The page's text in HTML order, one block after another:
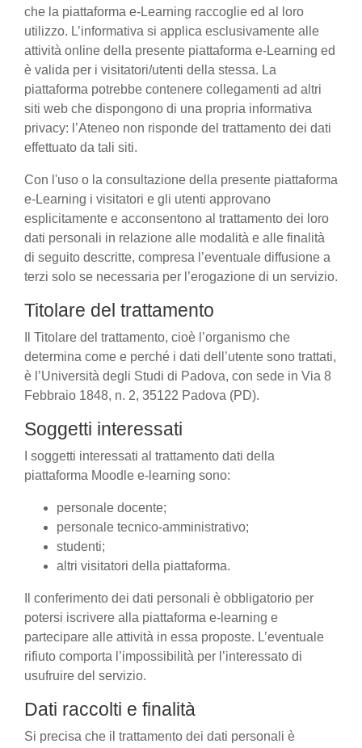
che la piattaforma e-Learning raccoglie ed al loro
utilizzo. L’informativa si applica esclusivamente alle
attività online della presente piattaforma e-Learning ed
è valida per i visitatori/utenti della stessa. La
piattaforma potrebbe contenere collegamenti ad altri
siti web che dispongono di una propria informativa
privacy: l’Ateneo non risponde del trattamento dei dati
effettuato da tali siti.
Con l'uso o la consultazione della presente piattaforma
e-Learning i visitatori e gli utenti approvano
esplicitamente e acconsentono al trattamento dei loro
dati personali in relazione alle modalità e alle finalità
di seguito descritte, compresa l’eventuale diffusione a
terzi solo se necessaria per l’erogazione di un servizio.
Titolare del trattamento
Il Titolare del trattamento, cioè l’organismo che
determina come e perché i dati dell’utente sono trattati,
è l’Università degli Studi di Padova, con sede in Via 8
Febbraio 1848, n. 2, 35122 Padova (PD).
Soggetti interessati
I soggetti interessati al trattamento dati della
piattaforma Moodle e-learning sono:
personale docente;
personale tecnico-amministrativo;
studenti;
altri visitatori della piattaforma.
Il conferimento dei dati personali è obbligatorio per
potersi iscrivere alla piattaforma e-learning e
partecipare alle attività in essa proposte. L’eventuale
rifiuto comporta l’impossibilità per l’interessato di
usufruire del servizio.
Dati raccolti e finalità
Si precisa che il trattamento dei dati personali è